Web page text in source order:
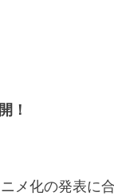
！
メ化の発表に